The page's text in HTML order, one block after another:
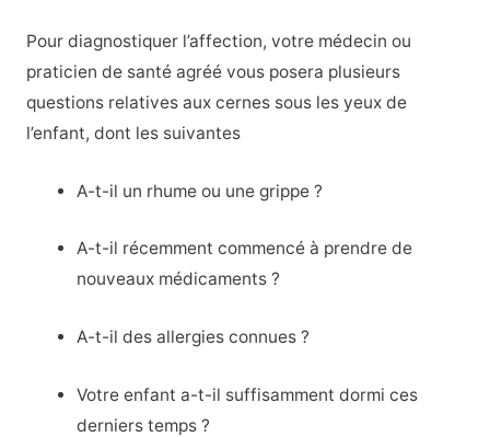
Pour diagnostiquer l’affection, votre médecin ou
praticien de santé agréé vous posera plusieurs
questions relatives aux cernes sous les yeux de
l’enfant, dont les suivantes
A-t-il un rhume ou une grippe ?
A-t-il récemment commencé à prendre de
nouveaux médicaments ?
A-t-il des allergies connues ?
Votre enfant a-t-il suffisamment dormi ces
derniers temps ?